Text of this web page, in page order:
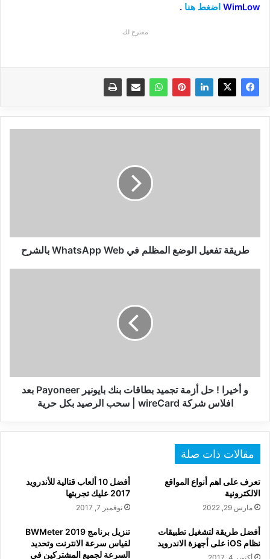
WimLow اضغط هنا .
مقترح لك
طريقة تفعيل الوضع المظلم في WhatsApp Web بالشرح
بايونير
Payoneer
سحب
بكل
حرية
و أخيرا ! حل أزمة تجميد بطاقات بنك بايونير Payoneer بعد
افلاس شركة wireCard | سحب الرصيد بكل حرية
مقالات ذات صلة
تعرف على اهم أنواع المواقع
الالكترونية
مارس 29, 2022
أفضل 10 ألعاب قتالية للأندرويد
2017 عليك تجربتها
نوفمبر 7, 2017
أفضل طريقة لتشغيل تطبيقات
نظام iOS على أجهزة الاندرويد
تنزيل برنامج BWMeter 2019
لقياس سرعة الانترنت وتحديد
السرعة لجميع المشتركين في